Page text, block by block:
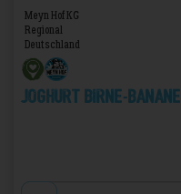
Meyn Hof KG
Regional
Deutschland
Joghurt Birne-Banane